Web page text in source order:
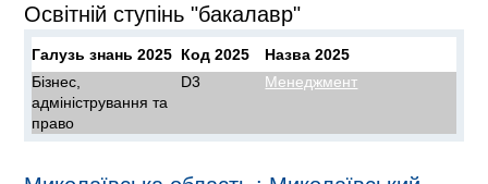
Освітній ступінь "бакалавр"
Галузь знань 2025 Код 2025
Назва 2025
Бізнес,
адміністрування та
право
D3 Менеджмент